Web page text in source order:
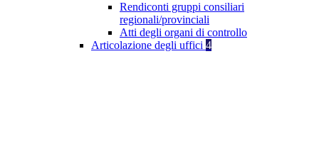
Rendiconti gruppi consiliari
regionali/provinciali
Atti degli organi di controllo
Articolazione degli uffici 4